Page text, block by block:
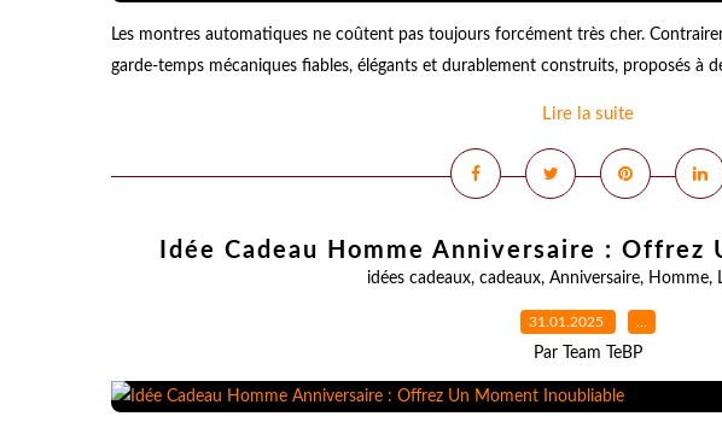
Les montres automatiques ne coûtent pas toujours forcément très cher.
garde-temps mécaniques fiables, élégants et durablement construits, proposés à
Lire la suite
Idée Cadeau Homme Anniversaire : Offrez
idées cadeaux, cadeaux, Anniversaire, Homme,
31.01.2025 …
Par Team TeBP